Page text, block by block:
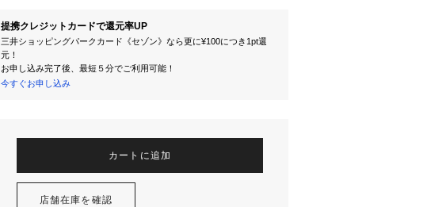
提携クレジットカードで還元率UP
三井ショッピングパークカード《セゾン》なら更に¥100につき1pt還
元！
お申し込み完了後、最短５分でご利用可能！
今すぐお申し込み
カートに追加
店舗在庫を確認